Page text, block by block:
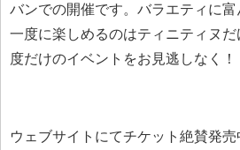
バンでの開催です。バラエティに
一度に楽しめるのはティニティヌ
度だけのイベントをお見逃しなく！
ウェブサイトにてチケット絶賛発